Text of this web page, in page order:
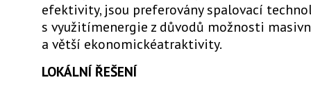
efektivity, jsou preferovány spalovací
s využitímenergie z důvodů možnosti
a větší ekonomickéatraktivity.
LOKÁLNÍ ŘEŠENÍ